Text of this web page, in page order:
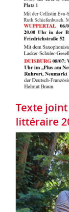
Texte
littéraire